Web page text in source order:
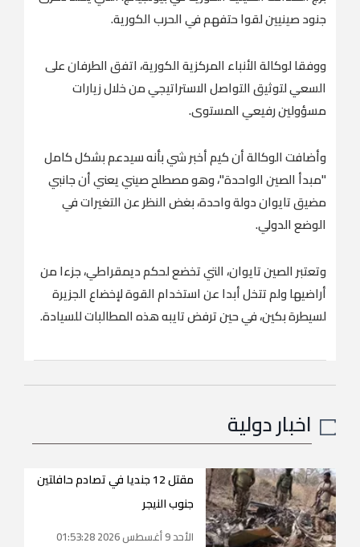
جنود ⁠صينيين لقوا حتفهم في الحرب الكورية.
ووفقا لوكالة الأنباء المركزية الكورية، اتفق الطرفان على
السعي لتوثيق التواصل الاستراتيجي من خلال زيارات
مسؤولين رفيعي المستوى.
وأضافت الوكالة أن كيم أخبر شي بأنه سيدعم بشكل كامل
"مبدأ الصين الواحدة"، وهو مصطلح صيني يعني أن جانبي
مضيق تايوان دولة واحدة، بغض النظر عن التغيرات في
الوضع الدولي.
وتعتبر الصين تايوان، التي تخضع لحكم ديمقراطي، جزءا من
أراضيها ولم تتخل ​أبدا عن استخدام ​القوة لإخضاع الجزيرة
لسيطرة بكين، في حين ترفض تايبه هذه المطالبات للسيادة.
اخبار دولية
مقتل 12 جنديا في تصادم حافلتين
جنوب النيجر
الأحد 9 أغسطس 2026 01:53:28